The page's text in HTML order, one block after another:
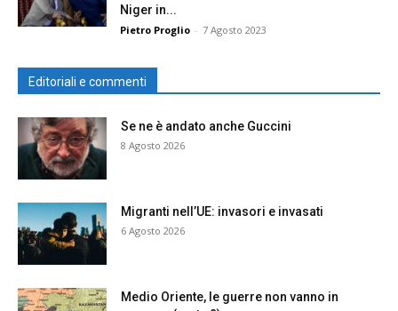
Niger in...
Pietro Proglio - 7 Agosto 2023
Editoriali e commenti
Se ne è andato anche Guccini
8 Agosto 2026
Migranti nell’UE: invasori e invasati
6 Agosto 2026
Medio Oriente, le guerre non vanno in